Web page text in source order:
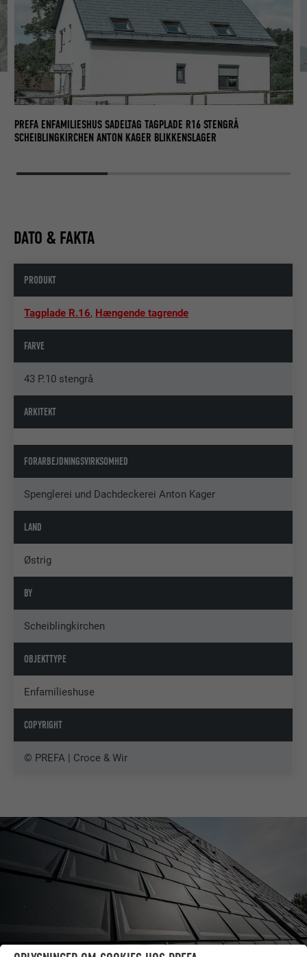
PREFA ENFAMILIESHUS SADELTAG TAGPLADE R16 STENGRÅ
SCHEIBLINGKIRCHEN ANTON KAGER BLIKKENSLAGER
DATO & FAKTA
PRODUKT
Tagplade R.16, Hængende tagrende
FARVE
43 P.10 stengrå
ARKITEKT
FORARBEJDNINGSVIRKSOMHED
Spenglerei und Dachdeckerei Anton Kager
LAND
Østrig
BY
Scheiblingkirchen
OBJEKTTYPE
Enfamilieshuse
COPYRIGHT
© PREFA | Croce & Wir